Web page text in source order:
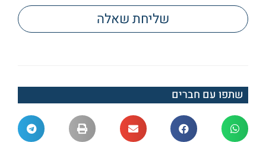
שליחת שאלה
שתפו עם חברים